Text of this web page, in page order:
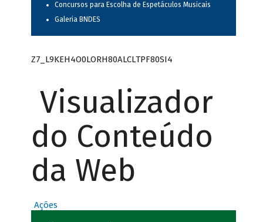
Concursos para Escolha de Espetáculos Musicais
Galeria BNDES
Z7_L9KEH4O0LORH80ALCLTPF80SI4
Visualizador
do Conteúdo
da Web
Ações